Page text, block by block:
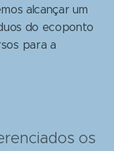
alcançar um
do ecoponto
para a
os